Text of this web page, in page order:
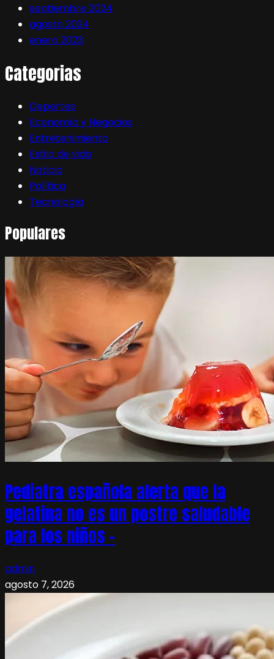
septiembre 2024
agosto 2024
enero 2023
Categorias
Deportes
Economía y Negocios
Entretenimiento
Estilo de vida
Noticia
Política
Tecnología
Populares
Pediatra española alerta que la
gelatina no es un postre saludable
para los niños –
admin
agosto 7, 2026